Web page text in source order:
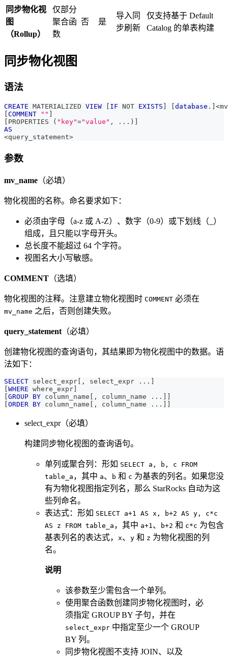
同步物化视
图
（Rollup）
仅部分
聚合函
数
否 是
导入同
步刷新
仅支持基于 Default
Catalog 的单表构建
同步物化视图
语法
CREATE MATERIALIZED VIEW IF NOT EXISTS database . <
COMMENT ""
PROPERTIES ( "key"="value" , . . . )
AS
<query_statement>
参数
mv_name （必填）
物化视图的名称。命名要求如下：
必须由字母（a-z 或 A-Z）、数字（0-9）或下划线（_）
组成，且只能以字母开头。
总长度不能超过 64 个字符。
视图名大小写敏感。
COMMENT （选填）
物化视图的注释。注意建立物化视图时 COMMENT 必须在
mv_name 之后，否则创建失败。
query_statement （必填）
创建物化视图的查询语句，其结果即为物化视图中的数据。语
法如下：
SELECT select_expr , select_expr . . .
WHERE where_expr
GROUP BY column_name , column_name . . .
ORDER BY column_name , column_name . . .
select_expr（必填）
构建同步物化视图的查询语句。
单列或聚合列：形如 SELECT a, b, c FROM
table_a ，其中 a、 b 和 c 为基表的列名。如果您没
有为物化视图指定列名，那么 StarRocks 自动为这
些列命名。
表达式：形如 SELECT a+1 AS x, b+2 AS y, c*c
AS z FROM table_a ，其中 a+1、 b+2 和 c*c 为包含
基表列名的表达式， x、 y 和 z 为物化视图的列
名。
说明
该参数至少需包含一个单列。
使用聚合函数创建同步物化视图时，必
须指定 GROUP BY 子句，并在
select_expr 中指定至少一个 GROUP
BY 列。
同步物化视图不支持 JOIN、以及